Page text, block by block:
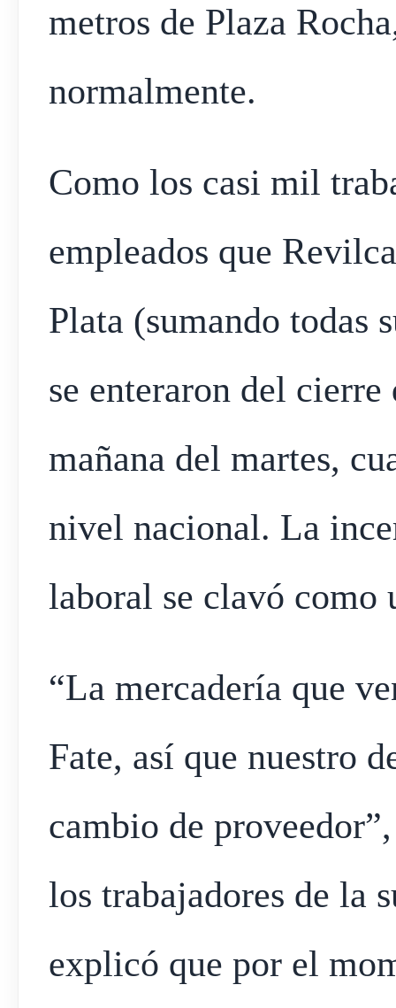
metros de Plaza
normalmente.
Como los casi mil
empleados que
Plata (sumando todas
se enteraron del
mañana del martes,
nivel nacional. La
laboral se clavó como
“La mercadería que
Fate, así que nuestro
cambio de
los trabajadores de la
explicó que por el